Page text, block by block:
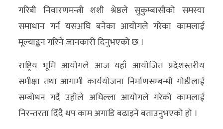
खेलकुद
रोचक
अन्य
गरिबी निवारणमन्त्री शशी श्रेष्ठले सुकुम्बासीको समस्या
समाधान गर्न यसअघि बनेका आयोगले गरेका कामलाई
मूल्याङ्कन गरिने जानकारी दिनुभएको छ ।
राष्ट्रिय भूमि आयोगले आज यहाँ आयोजित प्रदेशस्तरीय
समीक्षा तथा आगामी कार्ययोजना निर्माणसम्बन्धी गोष्ठीलाई
सम्बोधन गर्दै उहाँले अघिल्ला आयोगले गरेको कामलाई
निरन्तरता दिँदै थप काम अगाडि बढाइने बताउनुभएको हो ।